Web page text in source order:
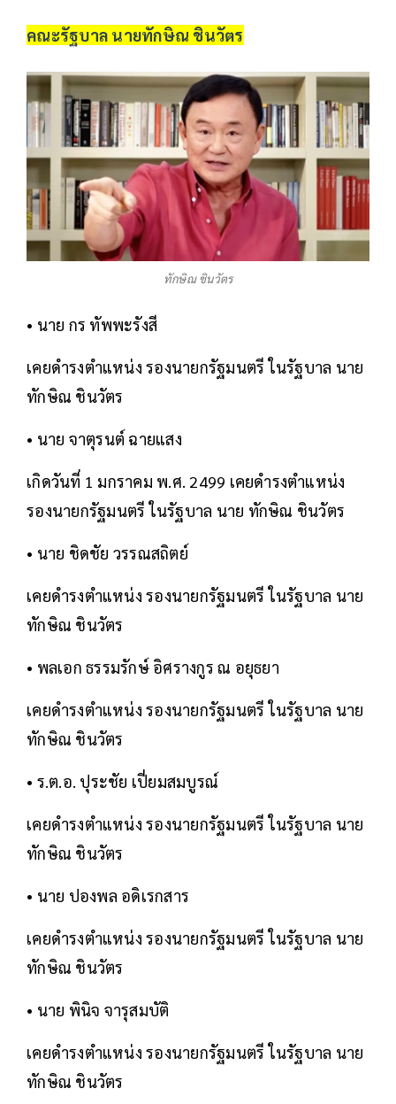
คณะรัฐบาล นายทักษิณ ชินวัตร
ทักษิณ ชินวัตร
• นาย กร ทัพพะรังสี
เคยดำรงตำแหน่ง รองนายกรัฐมนตรี ในรัฐบาล นาย
ทักษิณ ชินวัตร
• นาย จาตุรนต์ ฉายแสง
เกิดวันที่ 1 มกราคม พ.ศ. 2499 เคยดำรงตำแหน่ง
รองนายกรัฐมนตรี ในรัฐบาล นาย ทักษิณ ชินวัตร
• นาย ชิดชัย วรรณสถิตย์
เคยดำรงตำแหน่ง รองนายกรัฐมนตรี ในรัฐบาล นาย
ทักษิณ ชินวัตร
• พลเอก ธรรมรักษ์ อิศรางกูร ณ อยุธยา
เคยดำรงตำแหน่ง รองนายกรัฐมนตรี ในรัฐบาล นาย
ทักษิณ ชินวัตร
• ร.ต.อ. ปุระชัย เปี่ยมสมบูรณ์
เคยดำรงตำแหน่ง รองนายกรัฐมนตรี ในรัฐบาล นาย
ทักษิณ ชินวัตร
• นาย ปองพล อดิเรกสาร
เคยดำรงตำแหน่ง รองนายกรัฐมนตรี ในรัฐบาล นาย
ทักษิณ ชินวัตร
• นาย พินิจ จารุสมบัติ
เคยดำรงตำแหน่ง รองนายกรัฐมนตรี ในรัฐบาล นาย
ทักษิณ ชินวัตร